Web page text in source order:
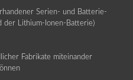
Serien- und Batterie-
der Lithium-Ionen-Batterie)
Fabrikate miteinander